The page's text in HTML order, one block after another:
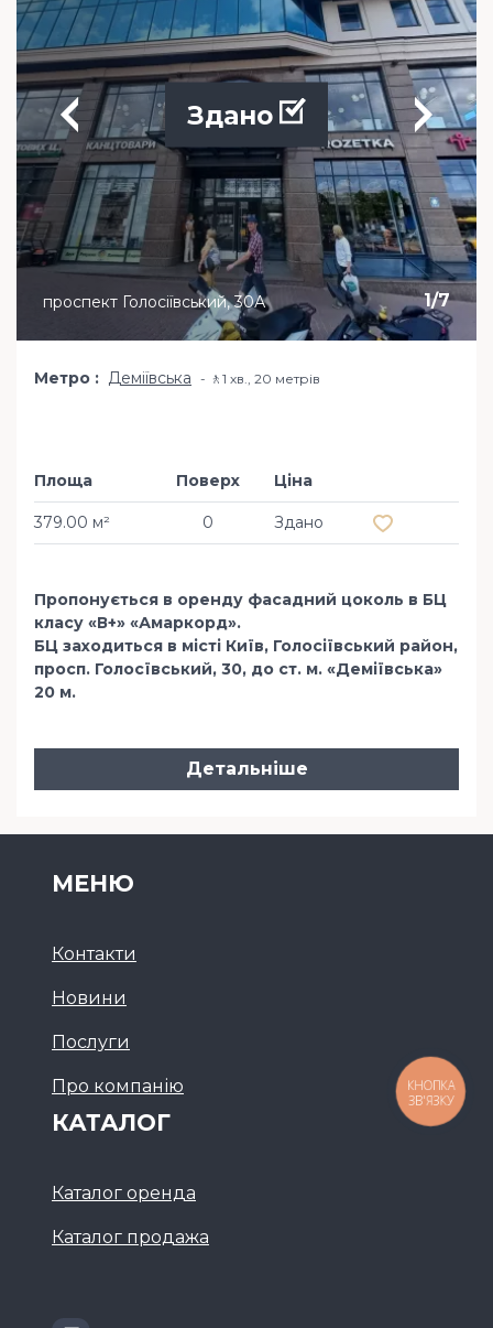
1/7
Здано
проспект Голосіївський, 30А
Метро Деміївська 🚶1 хв​., 20 метрів
Площа
379.00 м²
Поверх
0
Ціна
Здано
Пропонується в оренду фасадний цоколь в БЦ
класу «В+» «Амаркорд».
БЦ заходиться в місті Київ, Голосіївський район,
просп. Голосївський, 30, до ст. м. «Деміївська»
20 м.
Детальніше
МЕНЮ
Контакти
Новини
Послуги
Про компанію
КАТАЛОГ
Каталог оренда
Каталог продажа
КНОПКА
ЗВ'ЯЗКУ